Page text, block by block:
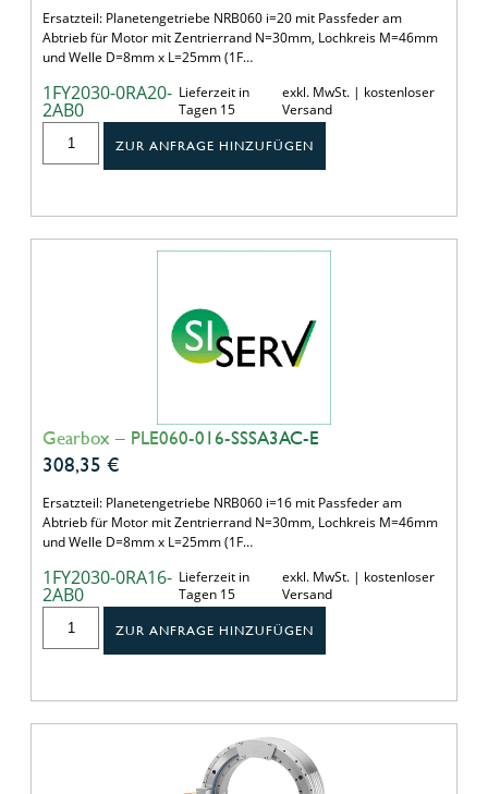
Ersatzteil: Planetengetriebe NRB060 i=20 mit Passfeder am
Abtrieb für Motor mit Zentrierrand N=30mm, Lochkreis M=46mm
und Welle D=8mm x L=25mm (1F…
1FY2030-0RA20-
2AB0
Lieferzeit in
Tagen 15
exkl. MwSt. | kostenloser
Versand
ZUR ANFRAGE HINZUFÜGEN
Gearbox – PLE060-016-SSSA3AC-E
308,35 €
Ersatzteil: Planetengetriebe NRB060 i=16 mit Passfeder am
Abtrieb für Motor mit Zentrierrand N=30mm, Lochkreis M=46mm
und Welle D=8mm x L=25mm (1F…
1FY2030-0RA16-
2AB0
Lieferzeit in
Tagen 15
exkl. MwSt. | kostenloser
Versand
ZUR ANFRAGE HINZUFÜGEN